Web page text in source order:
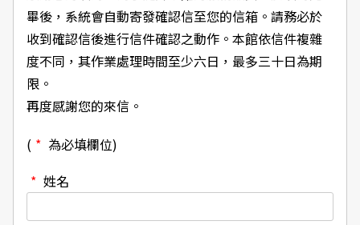
畢後，系統會自動寄發確認信至您的信箱。請務必於
收到確認信後進行信件確認之動作。本館依信件複雜
度不同，其作業處理時間至少六日，最多三十日為期
限。
再度感謝您的來信。
( * 為必填欄位)
* 姓名